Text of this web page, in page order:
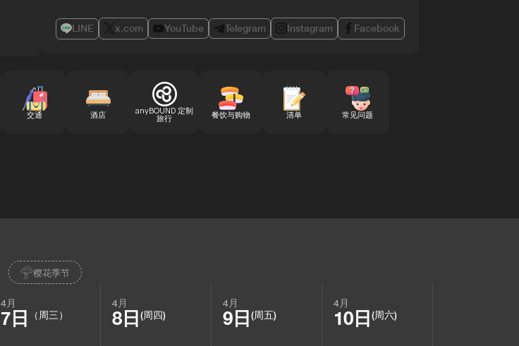
LINE x.com YouTube Telegram Instagram Facebook
交通 酒店 anyBOUND 定制
旅行 餐饮与购物 清单 常见问题
樱花季节
4月
7日 （周三）
4月
8日 (周四)
4月
9日 (周五)
4月
10日 (周六)